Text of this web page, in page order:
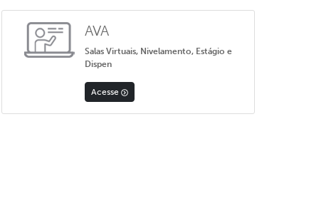
AVA
Salas Virtuais, Nivelamento, Estágio e
Dispen
Acesse